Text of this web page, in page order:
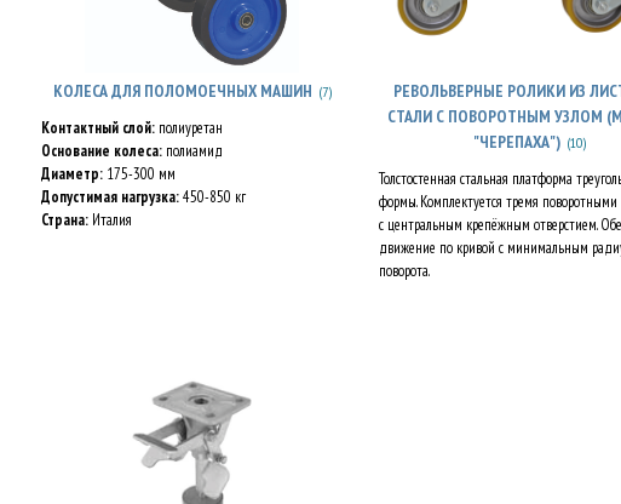
КОЛЕСА ДЛЯ ПОЛОМОЕЧНЫХ МАШИН (7)
Контактный слой: полиуретан
Основание колеса: полиамид
Диаметр: 175-300 мм
Допустимая нагрузка:450-850 кг
Страна: Италия
РЕВОЛЬВЕРНЫЕ РОЛИКИ ИЗ
СТАЛИ С ПОВОРОТНЫМ УЗЛОМ
"ЧЕРЕПАХА") (10)
Толстостенная стальная платформа
формы. Комплектуется тремя
с центральным крепёжным отверстием.
движение по кривой с минимальным
поворота.